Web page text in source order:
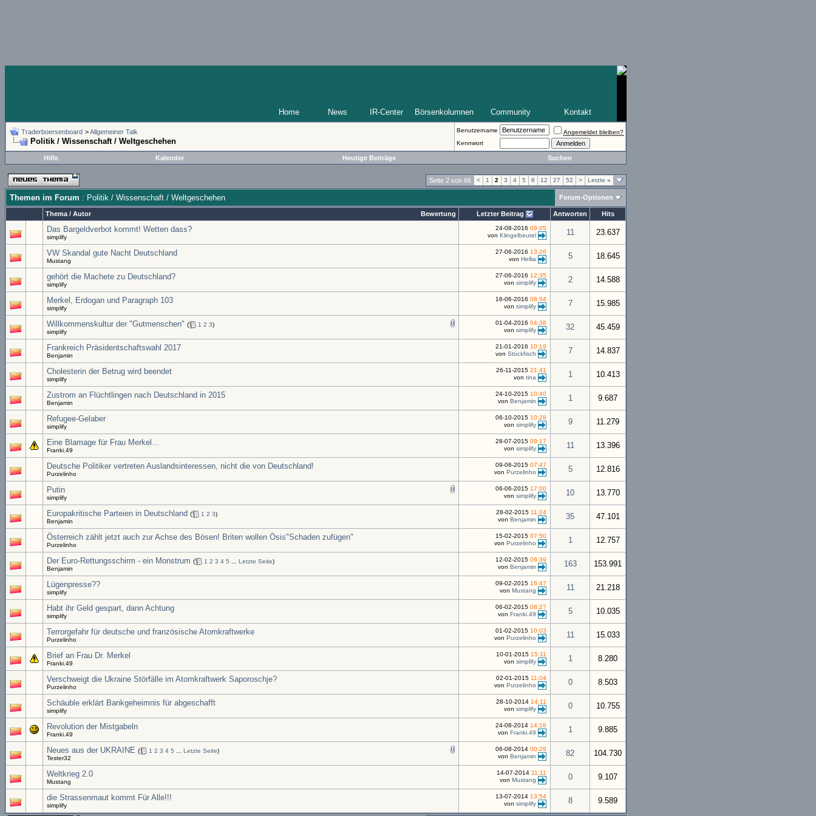
Home News IR-Center Börsenkolumnen Community Kontakt
Traderboersenboard >Allgemeiner Talk
Politik / Wissenschaft / Weltgeschehen
Benutzername
Angemeldet bleiben?
Kennwort
Hilfe Kalender Heutige Beiträge Suchen
Seite 2 von 66 < 1 2 3 4 5 6 12 27 52 > Letzte »
Themen im Forum : Politik / Wissenschaft / Weltgeschehen Forum-Optionen
Bewertung
Thema / Autor Letzter Beitrag Antworten Hits
Das Bargeldverbot kommt! Wetten dass?
simplify
24-08-2016 09:05
von Klingelbeutel 11 23.637
VW Skandal gute Nacht Deutschland
Mustang
27-06-2016 13:26
von Hellia 5 18.645
gehört die Machete zu Deutschland?
simplify
27-06-2016 12:35
von simplify 2 14.588
Merkel, Erdogan und Paragraph 103
simplify
16-06-2016 08:54
von simplify 7 15.985
Willkommenskultur der "Gutmenschen" ( 1 2 3)
simplify
01-04-2016 04:38
von simplify 32 45.459
Frankreich Präsidentschaftswahl 2017
Benjamin
21-01-2016 10:19
von Stockfisch 7 14.837
Cholesterin der Betrug wird beendet
simplify
26-11-2015 21:41
von tina 1 10.413
Zustrom an Flüchtlingen nach Deutschland in 2015
Benjamin
24-10-2015 10:40
von Benjamin 1 9.687
Refugee-Gelaber
simplify
06-10-2015 10:28
von simplify 9 11.279
Eine Blamage für Frau Merkel...
Franki.49
28-07-2015 09:17
von simplify 11 13.396
Deutsche Politiker vertreten Auslandsinteressen, nicht die von Deutschland!
Purzelinho
09-06-2015 07:47
von Purzelinho 5 12.816
Putin
simplify
06-06-2015 17:00
von simplify 10 13.770
Europakritische Parteien in Deutschland ( 1 2 3)
Benjamin
28-02-2015 11:24
von Benjamin 35 47.101
Österreich zählt jetzt auch zur Achse des Bösen! Briten wollen Ösis"Schaden zufügen"
Purzelinho
15-02-2015 07:50
von Purzelinho 1 12.757
Der Euro-Rettungsschirm - ein Monstrum ( 1 2 3 4 5 Letzte Seite)
Benjamin
12-02-2015 06:39
von Benjamin 163 153.991
Lügenpresse??
simplify
09-02-2015 16:47
von Mustang 11 21.218
Habt ihr Geld gespart, dann Achtung
simplify
06-02-2015 08:27
von Franki.49 5 10.035
Terrorgefahr für deutsche und französische Atomkraftwerke
Purzelinho
01-02-2015 10:03
von Purzelinho 11 15.033
Brief an Frau Dr. Merkel
Franki.49
10-01-2015 15:11
von simplify 1 8.280
Verschweigt die Ukraine Störfälle im Atomkraftwerk Saporoschje?
Purzelinho
02-01-2015 11:04
von Purzelinho 0 8.503
Schäuble erklärt Bankgeheimnis für abgeschafft
simplify
28-10-2014 14:11
von simplify 0 10.755
Revolution der Mistgabeln
Franki.49
24-08-2014 14:16
von Franki.49 1 9.885
Neues aus der UKRAINE ( 1 2 3 4 5 Letzte Seite)
Tester32
06-08-2014 00:29
von Benjamin 82 104.730
Weltkrieg 2.0
Mustang
14-07-2014 11:11
von Mustang 0 9.107
die Strassenmaut kommt Für Alle!!!
simplify
13-07-2014 13:54
von simplify 8 9.589